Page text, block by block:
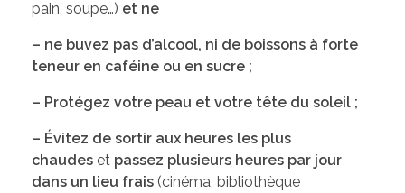
Règlement du Cimetière
DICRIM
pain, soupe…) et ne
– ne buvez pas d’alcool, ni de boissons à forte
teneur en caféine ou en sucre ;
– Protégez votre peau et votre tête du soleil ;
– Évitez de sortir aux heures les plus
chaudes et passez plusieurs heures par jour
dans un lieu frais (cinéma, bibliothèque